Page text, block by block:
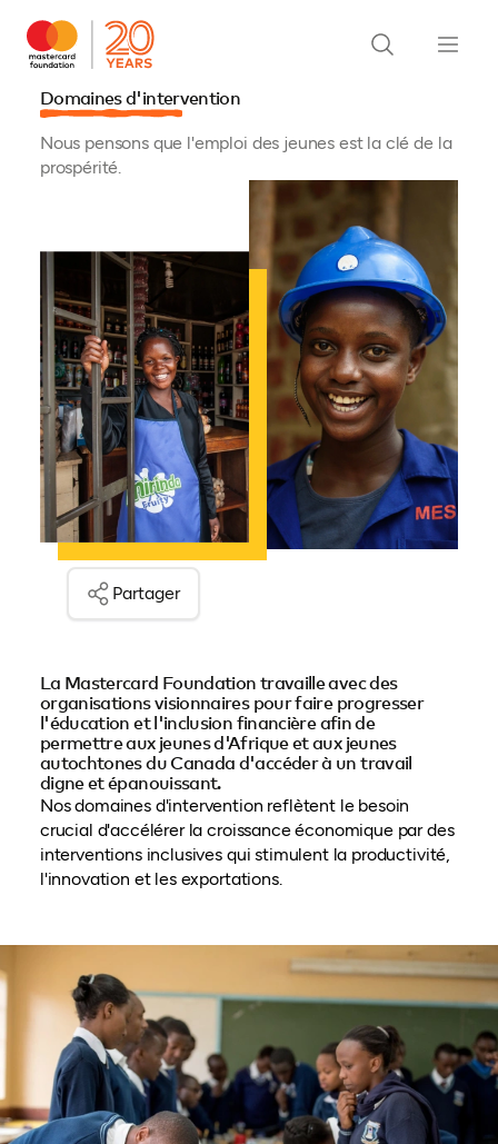
Domaines d'intervention
Nous pensons que l'emploi des jeunes est la clé de la
prospérité.
Partager
La Mastercard Foundation travaille avec des
organisations visionnaires pour faire progresser
l'éducation et l'inclusion financière afin de
permettre aux jeunes d'Afrique et aux jeunes
autochtones du Canada d'accéder à un travail
digne et épanouissant.
Nos domaines d'intervention reflètent le besoin
crucial d'accélérer la croissance économique par des
interventions inclusives qui stimulent la productivité,
l'innovation et les exportations.